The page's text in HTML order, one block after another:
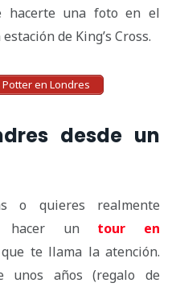
hacerte una foto en el
de King’s Cross.
en Londres
desde un
o quieres realmente
hacer un tour en
te llama la atención.
unos años (regalo de